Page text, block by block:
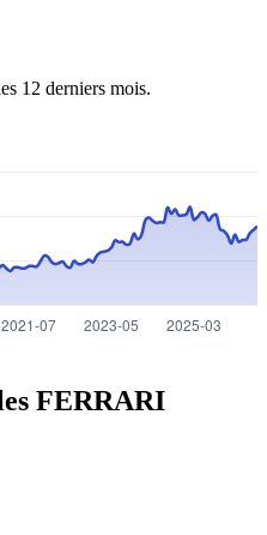
12 derniers mois.
FERRARI